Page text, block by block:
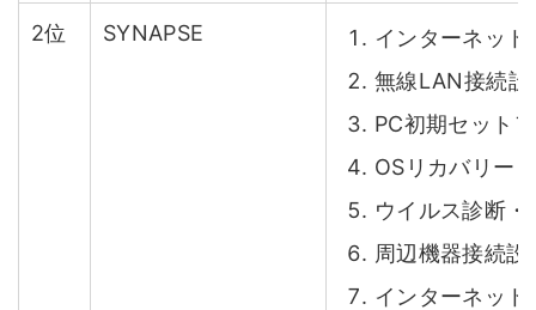
2位 SYNAPSE
インターネット
無線LAN接続設
PC初期セット
OSリカバリ
ウイルス診断・
周辺機器接続設
インターネッ